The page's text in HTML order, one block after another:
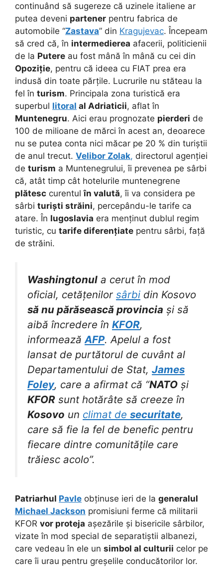
continuând să sugereze că uzinele italiene ar
putea deveni partener pentru fabrica de
automobile “Zastava” din Kragujevac. Începeam
să cred că, în intermedierea afacerii, politicienii
de la Putere au fost mână în mână cu cei din
Opoziție, pentru că ideea cu FIAT prea era
indusă din toate părțile. Lucrurile nu stăteau la
fel în turism. Principala zona turistică era
superbul litoral al Adriaticii, aflat în
Muntenegru. Aici erau prognozate pierderi de
100 de milioane de mărci în acest an, deoarece
nu se putea conta nici măcar pe 20 % din turiștii
de anul trecut. Velibor Zolak, directorul agenției
de turism a Muntenegrului, îi prevenea pe sârbi
că, atât timp cât hotelurile muntenegrene
plătesc curentulîn valută, îi va considera pe
sârbi turiști străini, percepându-le tarife ca
atare. În Iugoslavia era menținut dublul regim
turistic, cu tarife diferențiate pentru sârbi, față
de străini.
Washingtonul a cerut în mod
oficial, cetățenilor sârbi din Kosovo
să nu părăsească provincia și să
aibă încredere în KFOR,
informeazăAFP. Apelul a fost
lansat de purtătorul de cuvânt al
Departamentului de Stat, James
Foley, care a afirmat că “NATO și
KFOR sunt hotărâte să creeze în
Kosovo un climat de securitate,
care să fie la fel de benefic pentru
fiecare dintre comunitățile care
trăiesc acolo”.
Patriarhul Pavle obținuse ieri de la generalul
Michael Jackson promisiuni ferme că militarii
KFOR vor proteja așezările și bisericile sârbilor,
vizate în mod special de separatiștii albanezi,
care vedeau în ele un simbol al culturii celor pe
care îi urau pentru greșelile conducătorilor lor.